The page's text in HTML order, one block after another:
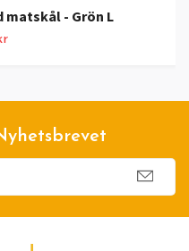
matskål - Grön L